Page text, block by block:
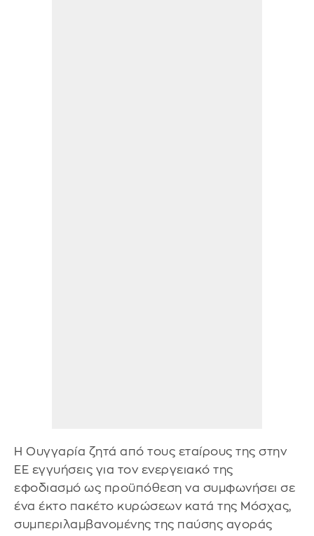
Η Ουγγαρία ζητά από τους εταίρους της στην
ΕΕ εγγυήσεις για τον ενεργειακό της
εφοδιασμό ως προϋπόθεση να συμφωνήσει σε
ένα έκτο πακέτο κυρώσεων κατά της Μόσχας,
συμπεριλαμβανομένης της παύσης αγοράς